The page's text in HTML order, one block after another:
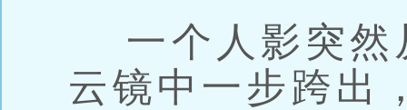
一个人影突然
云镜中一步跨出